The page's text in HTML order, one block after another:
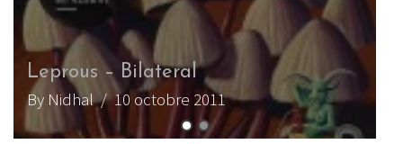
Tor Oddmund Suhrke, guitariste
Leprous
By Vyuuse/ 18 juillet 2013